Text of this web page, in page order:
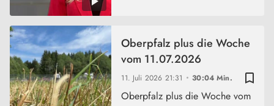
bookmark_border
11. Juli 2026 21:31 30:04 Min.
Oberpfalz plus die Woche
vom 11.07.2026
Oberpfalz plus die Woche vom